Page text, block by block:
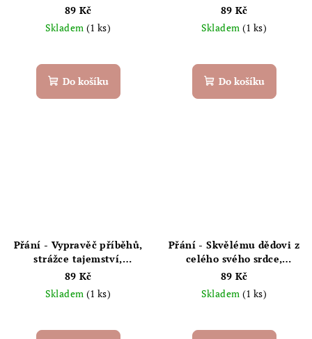
89 Kč
Skladem (1 ks)
Do košíku
89 Kč
Skladem (1 ks)
Do košíku
Přání - Vypravěč příběhů,
strážce tajemství,
průvodce životem a
nejbáječnější babička na
světě
89 Kč
Skladem (1 ks)
Přání - Skvělému dědovi z
celého svého srdce,
Chaukiss
89 Kč
Skladem (1 ks)